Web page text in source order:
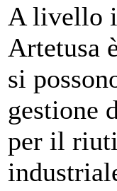
A livello
Artetusa
si
gestione
per il